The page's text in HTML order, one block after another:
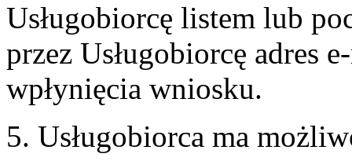
Usługobiorcę listem lub
przez Usługobiorcę adres
wpłynięcia wniosku.
5. Usługobiorca ma